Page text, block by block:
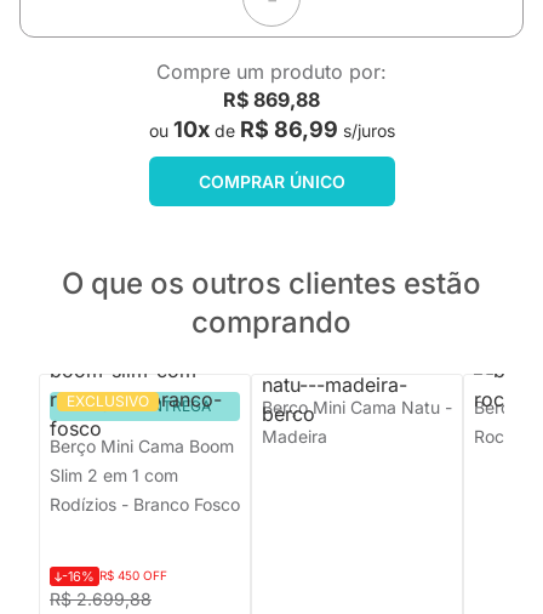
Compre um produto por:
R$ 869,88
ou 10xde R$ 86,99 s/juros
COMPRAR ÚNICO
O que os outros clientes estão
comprando
EXCLUSIVO
PRONTA ENTREGA
Berço Mini Cama Boom
Slim 2 em 1 com
Rodízios - Branco Fosco
R$ 2.699,88
-16% R$ 450 OFF
Berço Mini Cama Natu -
Madeira
Berço
Rococó